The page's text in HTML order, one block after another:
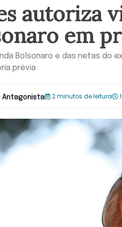
autoriza
em
Bolsonaro e das netas do
prévia
Antagonista 2 minutos de leitura